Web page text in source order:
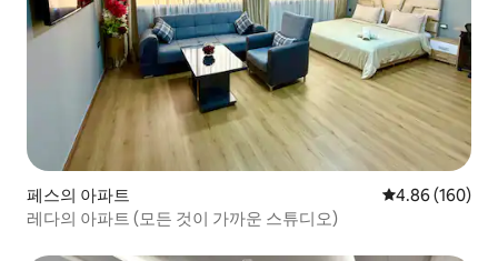
페스의 아파트 평점 4.86점(5
4.86 (160)
레다의 아파트 (모든 것이 가까운 스튜디오)